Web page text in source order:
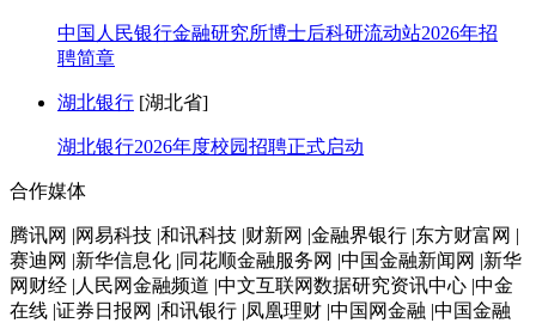
中国人民银行金融研究所博士后科研流动站2026年招
聘简章
湖北银行 [湖北省]
湖北银行2026年度校园招聘正式启动
合作媒体
腾讯网 |网易科技 |和讯科技 |财新网 |金融界银行 |东方财富网 |
赛迪网 |新华信息化 |同花顺金融服务网 |中国金融新闻网 |新华
网财经 |人民网金融频道 |中文互联网数据研究资讯中心 |中金
在线 |证券日报网 |和讯银行 |凤凰理财 |中国网金融 |中国金融